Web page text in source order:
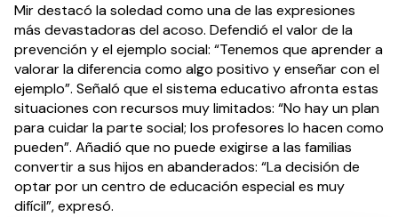
Mir destacó la soledad como una de las expresiones
más devastadoras del acoso. Defendió el valor de la
prevención y el ejemplo social: “Tenemos que aprender a
valorar la diferencia como algo positivo y enseñar con el
ejemplo”. Señaló que el sistema educativo afronta estas
situaciones con recursos muy limitados: “No hay un plan
para cuidar la parte social; los profesores lo hacen como
pueden”. Añadió que no puede exigirse a las familias
convertir a sus hijos en abanderados: “La decisión de
optar por un centro de educación especial es muy
difícil”, expresó.